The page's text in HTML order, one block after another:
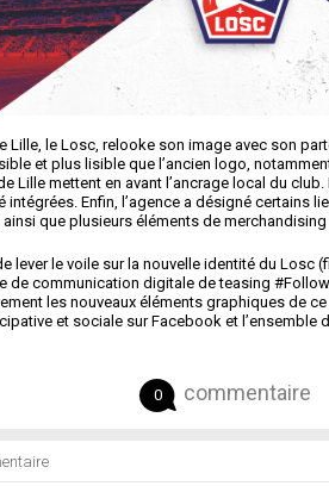
Lille, le Losc, relooke son image avec son
et plus lisible que l’ancien logo,
Lille mettent en avant l’ancrage local du
intégrées. Enfin, l’agence a désigné certains
que plusieurs éléments de
lever le voile sur la nouvelle identité du Losc
de communication digitale de teasing
les nouveaux éléments graphiques de
et sociale sur Facebook et l’ensemble
0 commentaire